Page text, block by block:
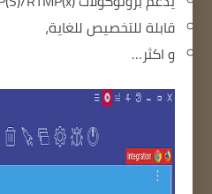
قابلة للتخصيص للغاية،
و اكثر…